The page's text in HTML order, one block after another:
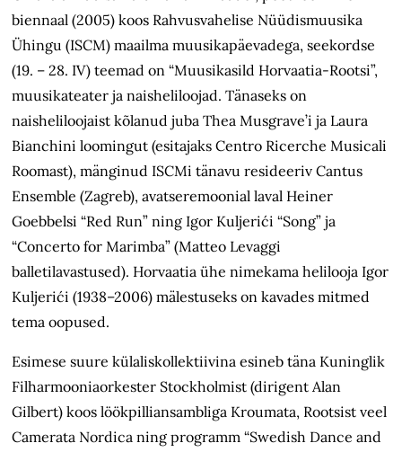
biennaal (2005) koos Rahvusvahelise Nüüdismuusika
Ühingu (ISCM) maailma muusikapäevadega, seekordse
(19. – 28. IV) teemad on “Muusikasild Horvaatia-Rootsi”,
muusikateater ja naisheliloojad. Tänaseks on
naisheliloojaist kõlanud juba Thea Musgrave’i ja Laura
Bianchini loomingut (esitajaks Centro Ricerche Musicali
Roomast), mänginud ISCMi tänavu resideeriv Cantus
Ensemble (Zagreb), avatseremoonial laval Heiner
Goebbelsi “Red Run” ning Igor Kuljerići “Song” ja
“Concerto for Marimba” (Matteo Levaggi
balletilavastused). Horvaatia ühe nimekama helilooja Igor
Kuljerići (1938–2006) mälestuseks on kavades mitmed
tema oopused.
Esimese suure külaliskollektiivina esineb täna Kuninglik
Filharmooniaorkester Stockholmist (dirigent Alan
Gilbert) koos löökpilliansambliga Kroumata, Rootsist veel
Camerata Nordica ning programm “Swedish Dance and